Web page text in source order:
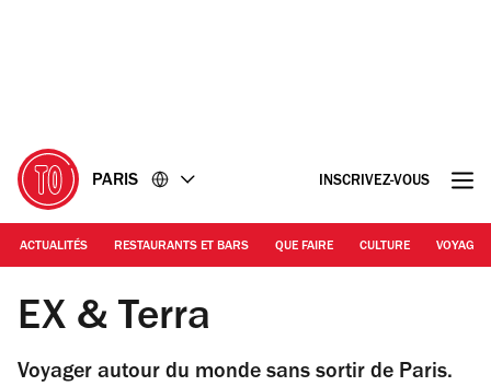
PARIS INSCRIVEZ-VOUS
ACTUALITÉS RESTAURANTS ET BARS QUE FAIRE CULTURE VOYAGE
© EP
EX & Terra
Voyager autour du monde sans sortir de Paris.